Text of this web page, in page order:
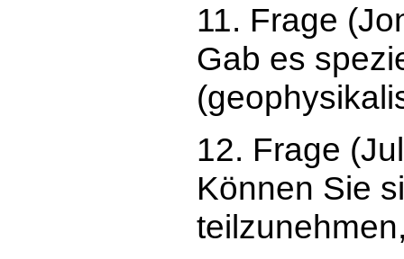
11. Frage
Gab es
12. Frage
Können Sie